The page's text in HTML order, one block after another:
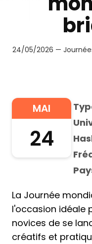
24/05/2026 —
MAI
24
La Journée
l'occasion idéale
novices de se
créatifs et